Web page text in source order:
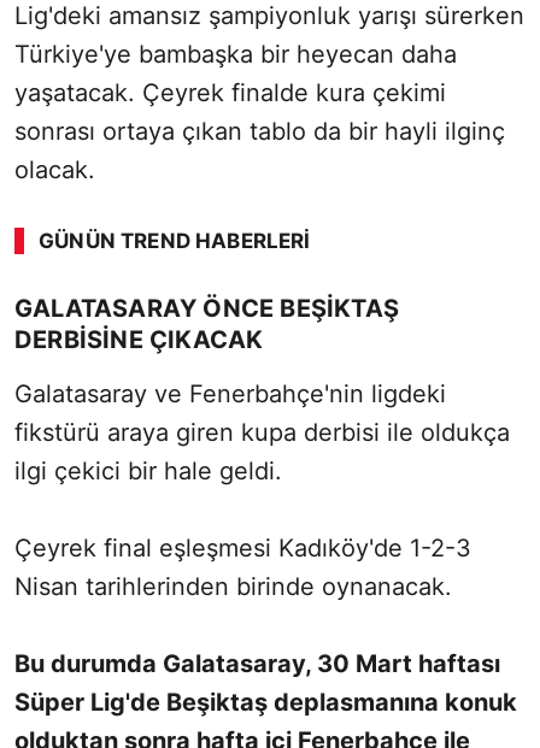
Lig'deki amansız şampiyonluk yarışı sürerken
Türkiye'ye bambaşka bir heyecan daha
yaşatacak. Çeyrek finalde kura çekimi
sonrası ortaya çıkan tablo da bir hayli ilginç
olacak.
GÜNÜN TREND HABERLERI
GALATASARAY ÖNCE BEŞİKTAŞ
DERBİSİNE ÇIKACAK
Galatasaray ve Fenerbahçe'nin ligdeki
fikstürü araya giren kupa derbisi ile oldukça
ilgi çekici bir hale geldi.
Çeyrek final eşleşmesi Kadıköy'de 1-2-3
Nisan tarihlerinden birinde oynanacak.
Bu durumda Galatasaray, 30 Mart haftası
Süper Lig'de Beşiktaş deplasmanına konuk
olduktan sonra hafta içi Fenerbahçe ile